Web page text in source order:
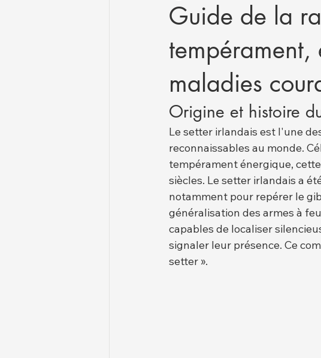
Guide de la
maladies
Origine et histoire
Le setter irlandais est l'une
reconnaissables au monde.
tempérament énergique,
siècles. Le setter irlandais a
notamment pour repérer le
généralisation des armes à
capables de localiser
signaler leur présence. Ce
setter ».